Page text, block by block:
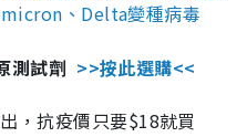
、Delta變種病毒
測試劑 >>按此選購<<
，抗疫價只要$18就買